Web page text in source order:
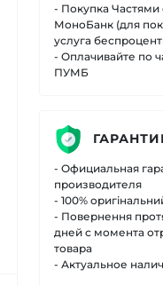
- Покупка Частями
МоноБанк (для
услуга
- Оплачивайте по
ПУМБ
- Официальная
производителя
- 100%
- Повернення
дней с момента
товара
- Актуальное